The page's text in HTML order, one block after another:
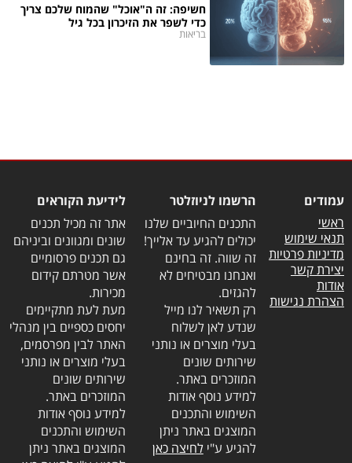
חשיפה: זה ה"אוכל" שהמוח שלכם צריך
כדי לשפר את הזיכרון בכל גיל
בריאות
עמודים
ראשי
תנאי שימוש
מדיניות פרטיות
יצירת קשר
אודות
הצהרת נגישות
הרשמו לניוזלטר
התכנים החיוביים שלנו
יכולים להגיע עד אלייך!
זה שווה. זה בחינם
ואנחנו מבטיחים לא
להגזים.
רק תשאיר לנו מייל
שנדע לאן לשלוח
בעלי מוצרים או נותני
שירותים שונים
המוזכרים באתר.
למידע נוסף אודות
השימוש והתכנים
המוצגים באתר ניתן
להגיע ע"ילחיצה כאן
לידיעת הקוראים
אתר זה מכיל תכנים
שונים ומגוונים וביניהם
גם תכנים פרסומיים
אשר מטרתם קידום
מכירות.
מעת לעת מתקיימים
יחסים כספיים בין מנהלי
האתר לבין מפרסמים,
בעלי מוצרים או נותני
שירותים שונים
המוזכרים באתר.
למידע נוסף אודות
השימוש והתכנים
המוצגים באתר ניתן